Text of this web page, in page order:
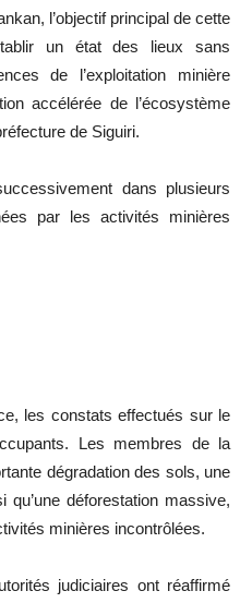
l’objectif principal de cette
un état des lieux sans
de l’exploitation minière
accélérée de l’écosystème
de Siguiri.
dans plusieurs
par les activités minières
les constats effectués sur le
Les membres de la
dégradation des sols, une
qu’une déforestation massive,
minières incontrôlées.
judiciaires ont réaffirmé